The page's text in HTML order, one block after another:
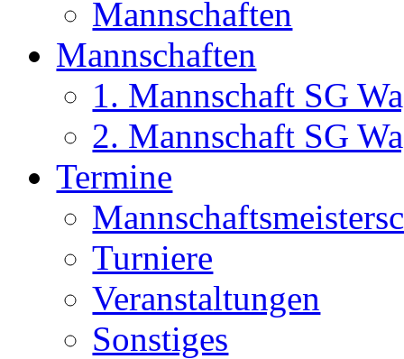
Mannschaften
Mannschaften
1. Mannschaft SG
2. Mannschaft SG
Termine
Turniere
Veranstaltungen
Sonstiges